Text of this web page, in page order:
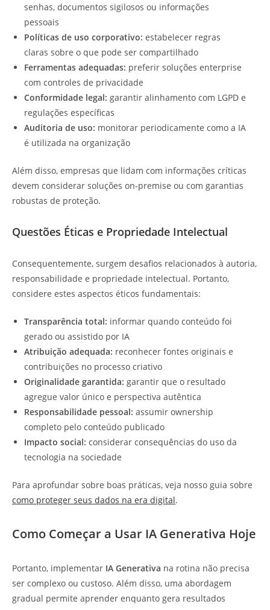
senhas, documentos sigilosos ou informações
pessoais
Políticas de uso corporativo: estabelecer regras
claras sobre o que pode ser compartilhado
Ferramentas adequadas: preferir soluções enterprise
com controles de privacidade
Conformidade legal: garantir alinhamento com LGPD e
regulações específicas
Auditoria de uso: monitorar periodicamente como a IA
é utilizada na organização
Além disso, empresas que lidam com informações críticas
devem considerar soluções on-premise ou com garantias
robustas de proteção.
Questões Éticas e Propriedade Intelectual
Consequentemente, surgem desafios relacionados à autoria,
responsabilidade e propriedade intelectual. Portanto,
considere estes aspectos éticos fundamentais:
Transparência total: informar quando conteúdo foi
gerado ou assistido por IA
Atribuição adequada: reconhecer fontes originais e
contribuições no processo criativo
Originalidade garantida: garantir que o resultado
agregue valor único e perspectiva autêntica
Responsabilidade pessoal: assumir ownership
completo pelo conteúdo publicado
Impacto social: considerar consequências do uso da
tecnologia na sociedade
Para aprofundar sobre boas práticas, veja nosso guia sobre
como proteger seus dados na era digital.
Como Começar a Usar IA Generativa Hoje
Portanto, implementar IA Generativa na rotina não precisa
ser complexo ou custoso. Além disso, uma abordagem
gradual permite aprender enquanto gera resultados